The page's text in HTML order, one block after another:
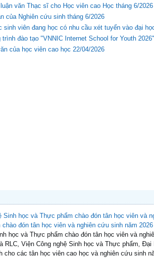
văn Thạc sĩ cho Học viên cao Học tháng 6/2026
của Nghiên cứu sinh tháng 6/2026
sinh viên đang học có nhu cầu xét tuyển vào đại
đào tạo "VNNIC Internet School for Youth 2026"
đón tân học viên và nghiên cứu sinh năm 2026
học và Thực phẩm chào đón tân học viên và
RLC, Viện Công nghệ Sinh học và Thực phẩm,